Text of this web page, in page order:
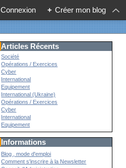
Connexion + Créer mon blog
Articles Récents
Société
Opérations / Exercices
Cyber
International
Equipement
International (Ukraine)
Opérations / Exercices
Cyber
International
Equipement
Informations
Blog , mode d'emploi
Comment s'inscrire à la Newsletter